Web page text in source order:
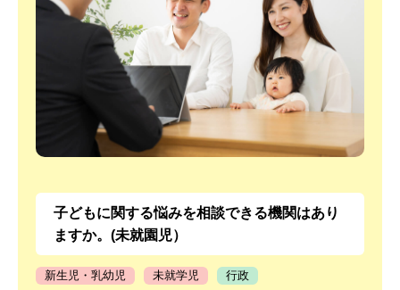
子どもに関する悩みを相談できる機関はあり
ますか。(未就園児）
新生児・乳幼児 未就学児 行政